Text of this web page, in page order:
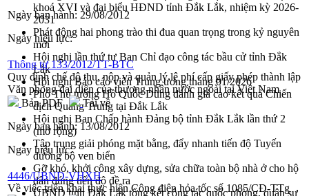
khoá XVI và đại biểu HĐND tỉnh Đắk Lắk, nhiệm kỳ 2026-
2031
Phát động hai phong trào thi đua quan trọng trong kỷ nguyên
mới
Hội nghị lần thứ tư Ban Chỉ đạo công tác bầu cử tỉnh Đắk
Lắk
Hội nghị Báo cáo viên Trung ương tháng 01/2026
Phó Thủ tướng Hồ Quốc Dũng đánh giá cao kết quả Chiến
dịch Quang Trung tại Đắk Lắk
Hội nghị Ban Chấp hành Đảng bộ tỉnh Đắk Lắk lần thứ 2
(mở rộng)
Tập trung giải phóng mặt bằng, đẩy nhanh tiến độ Tuyến
đường bộ ven biển
Gỡ khó, khởi công xây dựng, sửa chữa toàn bộ nhà ở cho hộ
dân đúng tiến độ đề ra
UBND tỉnh Đắk Lắk tổng kết công tác quốc phòng, quân sự
Ngày ban hành: 29/08/2012
Ngày hiệu lực:
Thông tư 133/2012/TT-BTC
Quy định chế độ thu, nộp và quản lý lệ phí cấp giấy phép thành lập
Văn phòng đại diện của thương nhân nước ngoài tại Việt Nam
Bản PDF
Tải về
Ngày ban hành:13/08/2012
Ngày hiệu lực:
4446/UBND-VHXH
Về việc triển khai thực hiện Công điện hỏa tốc số 1085/CĐ-TTg